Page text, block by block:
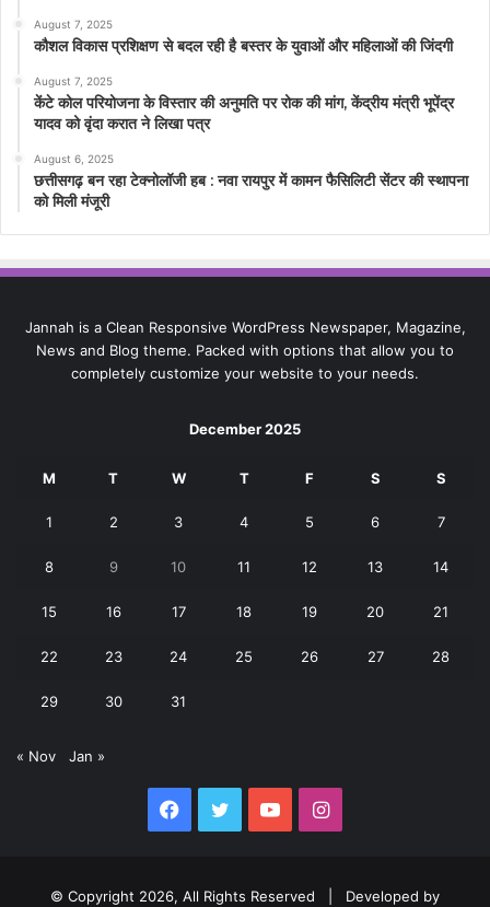
August 7, 2025
कौशल विकास प्रशिक्षण से बदल रही है बस्तर के युवाओं और महिलाओं की जिंदगी
August 7, 2025
केंटे कोल परियोजना के विस्तार की अनुमति पर रोक की मांग, केंद्रीय मंत्री भूपेंद्र
यादव को वृंदा करात ने लिखा पत्र
August 6, 2025
छत्तीसगढ़ बन रहा टेक्नोलॉजी हब : नवा रायपुर में कामन फैसिलिटी सेंटर की स्थापना
को मिली मंजूरी
Jannah is a Clean Responsive WordPress Newspaper, Magazine,
News and Blog theme. Packed with options that allow you to
completely customize your website to your needs.
December 2025
M T W T F S S
1 2 3 4 5 6 7
8 9 10 11 12 13 14
15 16 17 18 19 20 21
22 23 24 25 26 27 28
29 30 31
« Nov Jan »
Facebook
Twitter YouTubeInstagram
© Copyright 2026, All Rights Reserved | Developed by